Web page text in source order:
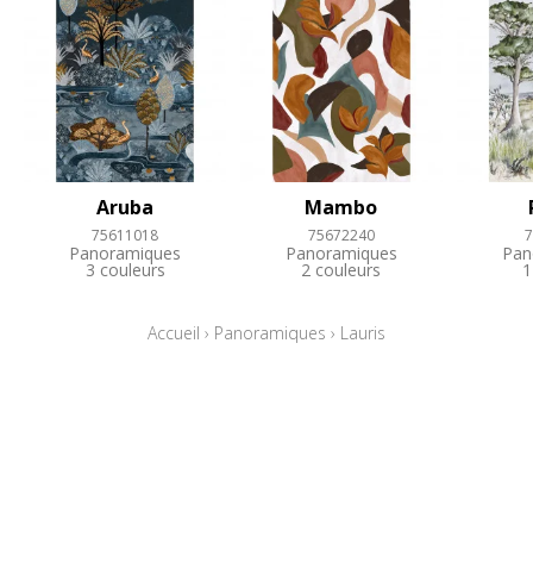
Aruba
75611018
Panoramiques
3 couleurs
Mambo
75672240
Panoramiques
2 couleurs
Accueil › Panoramiques › Lauris